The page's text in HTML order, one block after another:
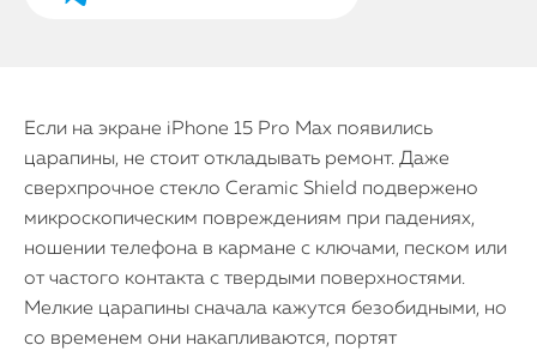
Если на экране iPhone 15 Pro Max появились
царапины, не стоит откладывать ремонт. Даже
сверхпрочное стекло Ceramic Shield подвержено
микроскопическим повреждениям при падениях,
ношении телефона в кармане с ключами, песком или
от частого контакта с твердыми поверхностями.
Мелкие царапины сначала кажутся безобидными, но
со временем они накапливаются, портят